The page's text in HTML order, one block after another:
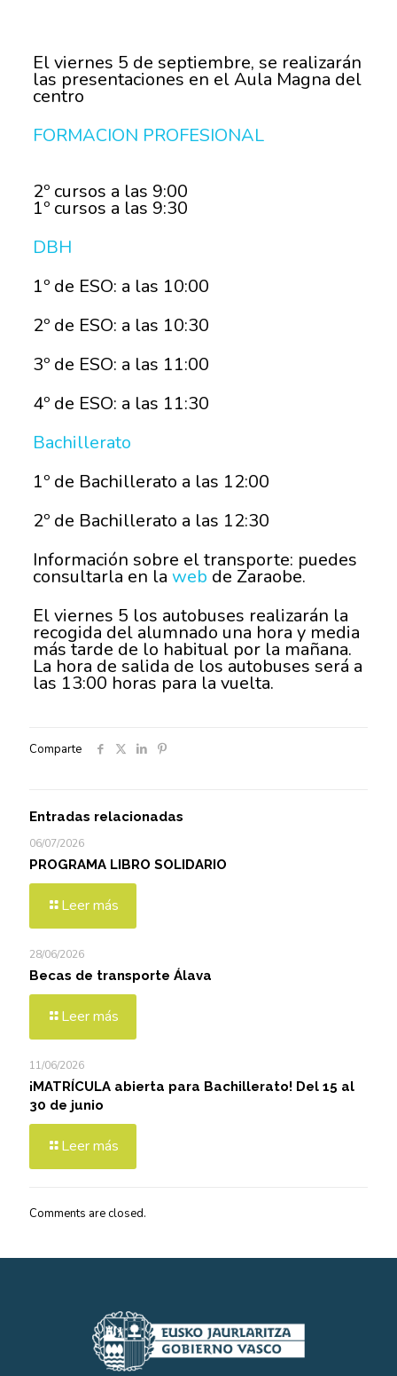
El viernes 5 de septiembre, se realizarán
las presentaciones en el Aula Magna del
centro
FORMACION PROFESIONAL
2º cursos a las 9:00
1º cursos a las 9:30
DBH
1º de ESO: a las 10:00
2º de ESO: a las 10:30
3º de ESO: a las 11:00
4º de ESO: a las 11:30
Bachillerato
1º de Bachillerato a las 12:00
2º de Bachillerato a las 12:30
Información sobre el transporte: puedes
consultarla en la web de Zaraobe.
El viernes 5 los autobuses realizarán la
recogida del alumnado una hora y media
más tarde de lo habitual por la mañana.
La hora de salida de los autobuses será a
las 13:00 horas para la vuelta.
Comparte
Entradas relacionadas
06/07/2026
PROGRAMA LIBRO SOLIDARIO
Leer más
28/06/2026
Becas de transporte Álava
Leer más
11/06/2026
¡MATRÍCULA abierta para Bachillerato! Del 15 al
30 de junio
Leer más
Comments are closed.